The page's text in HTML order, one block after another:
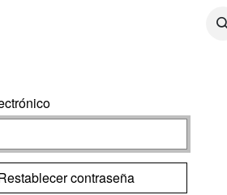
contraseña